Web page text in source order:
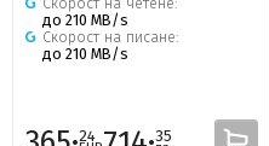
до 210 MB/s
Скорост на писане:
до 210 MB/s
24 35